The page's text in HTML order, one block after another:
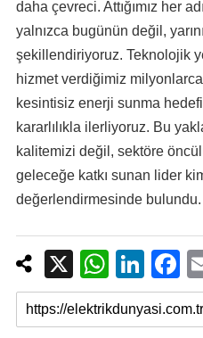
daha çevreci. Attığımız her
yalnızca bugünün değil,
şekillendiriyoruz. Teknolojik
hizmet verdiğimiz
kesintisiz enerji sunma
kararlılıkla ilerliyoruz. Bu
kalitemizi değil, sektöre
geleceğe katkı sunan lider
değerlendirmesinde bulundu.
X
W
h
at
Li
n
k
F
a
c